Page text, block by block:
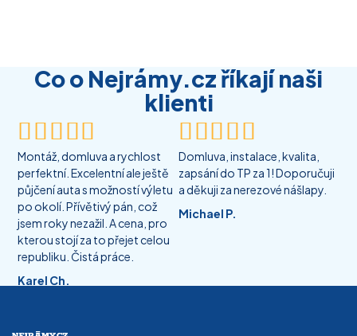
Co o Nejrámy.cz říkají naši
klienti

Montáž, domluva a rychlost
perfektní. Excelentní ale ještě
půjčení auta s možností výletu
po okolí. Přívětivý pán, což
jsem roky nezažil. A cena, pro
kterou stojí za to přejet celou
republiku. Čistá práce.
Karel Ch.

Domluva, instalace, kvalita,
zapsání do TP za 1! Doporučuji
a děkuji za nerezové nášlapy.
Michael P.